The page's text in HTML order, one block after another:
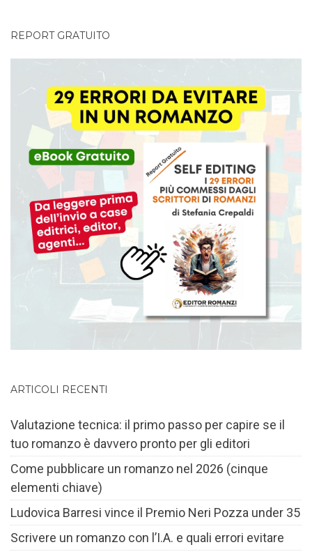
REPORT GRATUITO
ARTICOLI RECENTI
Valutazione tecnica: il primo passo per capire se il
tuo romanzo è davvero pronto per gli editori
Come pubblicare un romanzo nel 2026 (cinque
elementi chiave)
Ludovica Barresi vince il Premio Neri Pozza under 35
Scrivere un romanzo con l’I.A. e quali errori evitare